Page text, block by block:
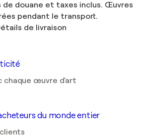
de douane et taxes inclus. Œuvres
pendant le transport.
de livraison
chaque œuvre d'art
du monde entier